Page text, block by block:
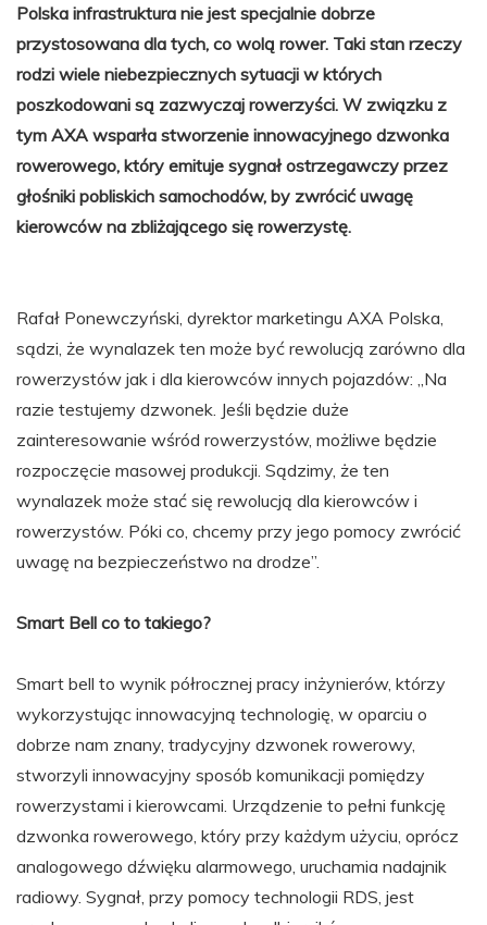
Polska infrastruktura nie jest specjalnie dobrze
przystosowana dla tych, co wolą rower. Taki stan rzeczy
rodzi wiele niebezpiecznych sytuacji w których
poszkodowani są zazwyczaj rowerzyści. W związku z
tym AXA wsparła stworzenie innowacyjnego dzwonka
rowerowego, który emituje sygnał ostrzegawczy przez
głośniki pobliskich samochodów, by zwrócić uwagę
kierowców na zbliżającego się rowerzystę.
Rafał Ponewczyński, dyrektor marketingu AXA Polska,
sądzi, że wynalazek ten może być rewolucją zarówno dla
rowerzystów jak i dla kierowców innych pojazdów: „Na
razie testujemy dzwonek. Jeśli będzie duże
zainteresowanie wśród rowerzystów, możliwe będzie
rozpoczęcie masowej produkcji. Sądzimy, że ten
wynalazek może stać się rewolucją dla kierowców i
rowerzystów. Póki co, chcemy przy jego pomocy zwrócić
uwagę na bezpieczeństwo na drodze”.
Smart Bell co to takiego?
Smart bell to wynik półrocznej pracy inżynierów, którzy
wykorzystując innowacyjną technologię, w oparciu o
dobrze nam znany, tradycyjny dzwonek rowerowy,
stworzyli innowacyjny sposób komunikacji pomiędzy
rowerzystami i kierowcami. Urządzenie to pełni funkcję
dzwonka rowerowego, który przy każdym użyciu, oprócz
analogowego dźwięku alarmowego, uruchamia nadajnik
radiowy. Sygnał, przy pomocy technologii RDS, jest